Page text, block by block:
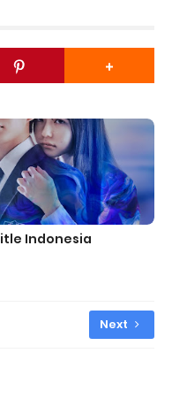
Indonesia
Next